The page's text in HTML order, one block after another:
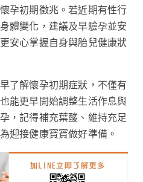
孕初期徵兆。若近期有性行
體變化，建議及早驗孕並安
安心掌握自身與胎兒健康狀
了解懷孕初期症狀，不僅有
能更早開始調整生活作息與
，記得補充葉酸、維持充足
迎接健康寶寶做好準備。